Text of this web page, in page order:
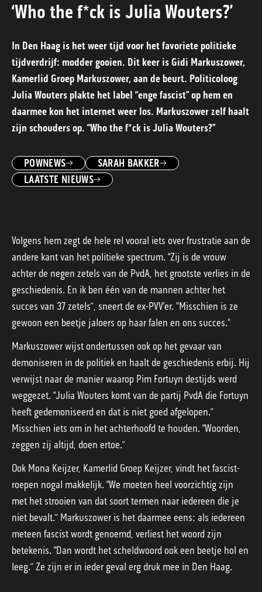
‘Who the f*ck is Julia Wouters?’
In Den Haag is het weer tijd voor het favoriete politieke
tijdverdrijf: modder gooien. Dit keer is Gidi Markuszower,
Kamerlid Groep Markuszower, aan de beurt. Politicoloog
Julia Wouters plakte het label “enge fascist” op hem en
daarmee kon het internet weer los. Markuszower zelf haalt
zijn schouders op. “Who the f*ck is Julia Wouters?”
POWNEWS
SARAH BAKKER
LAATSTE NIEUWS
Volgens hem zegt de hele rel vooral iets over frustratie aan de
andere kant van het politieke spectrum. “Zij is de vrouw
achter de negen zetels van de PvdA, het grootste verlies in de
geschiedenis. En ik ben één van de mannen achter het
succes van 37 zetels”, sneert de ex-PVV’er. "Misschien is ze
gewoon een beetje jaloers op haar falen en ons succes."
Markuszower wijst ondertussen ook op het gevaar van
demoniseren in de politiek en haalt de geschiedenis erbij. Hij
verwijst naar de manier waarop Pim Fortuyn destijds werd
weggezet. “Julia Wouters komt van de partij PvdA die Fortuyn
heeft gedemoniseerd en dat is niet goed afgelopen.”
Misschien iets om in het achterhoofd te houden. “Woorden,
zeggen zij altijd, doen ertoe.”
Ook Mona Keijzer, Kamerlid Groep Keijzer, vindt het fascist-
roepen nogal makkelijk. “We moeten heel voorzichtig zijn
met het strooien van dat soort termen naar iedereen die je
niet bevalt.” Markuszower is het daarmee eens: als iedereen
meteen fascist wordt genoemd, verliest het woord zijn
betekenis. “Dan wordt het scheldwoord ook een beetje hol en
leeg.” Ze zijn er in ieder geval erg druk mee in Den Haag.